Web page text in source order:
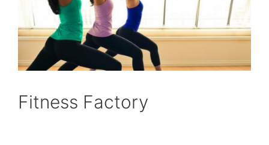
Fitness Factory